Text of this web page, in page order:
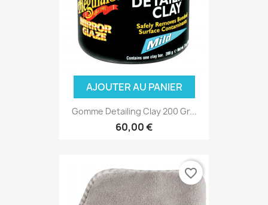
AJOUTER AU PANIER
Gomme Detailing Clay 200 Gr...
60,00 €
favorite_border